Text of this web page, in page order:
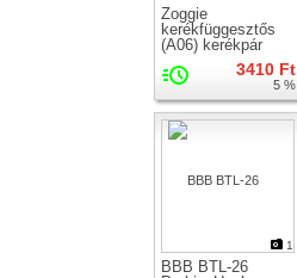
Zoggie
kerékfüggesztős
(A06) kerékpár
3410 Ft
5 %
1
BBB BTL-26